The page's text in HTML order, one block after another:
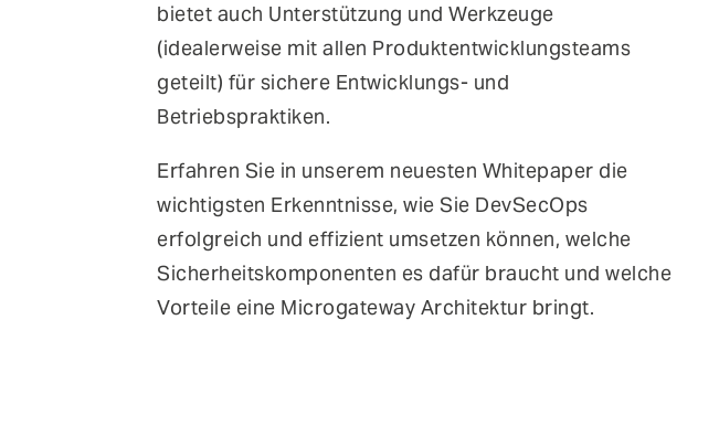
bietet auch Unterstützung und Werkzeuge
(idealerweise mit allen Produktentwicklungsteams
geteilt) für sichere Entwicklungs- und
Betriebspraktiken.
Erfahren Sie in unserem neuesten Whitepaper die
wichtigsten Erkenntnisse, wie Sie DevSecOps
erfolgreich und effizient umsetzen können, welche
Sicherheitskomponenten es dafür braucht und welche
Vorteile eine Microgateway Architektur bringt.